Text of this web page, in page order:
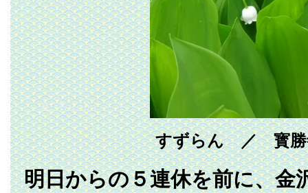
すずらん ／ 寳勝
明日からの５連休を前に、金